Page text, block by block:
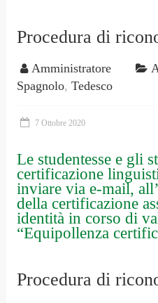
Procedura di
Amministratore
Spagnolo, Tedesco
7 Ottobre 2020
Le studentesse e gli
certificazione
inviare via e-mail,
della certificazione
identità in corso di
“Equipollenza
Procedura di